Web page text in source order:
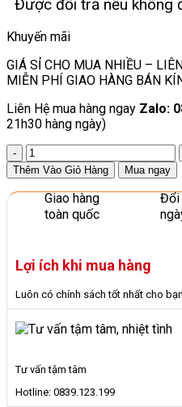
Được đổi trả nếu không
Khuyến mãi
GIÁ SỈ CHO MUA NHIỀU –
MIỄN PHÍ GIAO HÀNG BÁN
Liên Hệ mua hàng ngay Zalo:
21h30 hàng ngày)
Bộ
Cầu
Trượt
Xích
Cho
Trẻ
Nhập
Khẩu
Giá
Rẻ
lượng
Thêm Vào Giỏ Hàng Mua ngay
Giao hàng
toàn quốc
Đổi
Lợi ích khi mua hàng
Luôn có chính sách tốt nhất cho bạn
Tư vấn tậm tâm
Hotline: 0839.123.199